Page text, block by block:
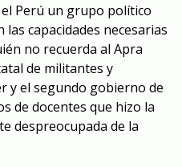
Perú un grupo político
capacidades necesarias
no recuerda al Apra
de militantes y
y el segundo gobierno de
de docentes que hizo la
despreocupada de la